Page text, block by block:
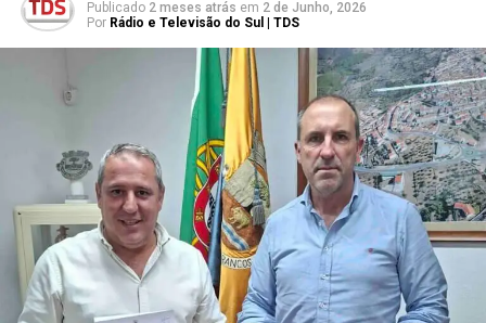
Publicado 2 meses atrás em 2 de Junho, 2026
Por Rádio e Televisão do Sul | TDS